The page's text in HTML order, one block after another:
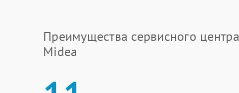
Преимущества сервисного центра
Midea